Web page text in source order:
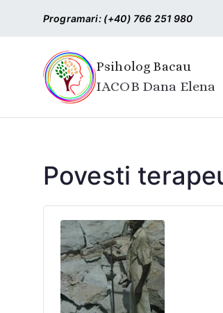
Programari: (+40) 766 251 980
Psiholog Bacau
IACOB Dana Elena
Povesti